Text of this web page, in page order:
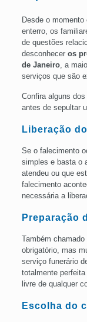
Desde o
enterro, os
de questões
desconhecer os
de Janeiro, a
serviços que são
Confira alguns
antes de sepultar
Liberação
Se o falecimento
simples e basta o
atendeu ou que
falecimento
necessária a
Preparação
Também
obrigatório, mas
serviço funerário
totalmente
livre de qualquer
Escolha do